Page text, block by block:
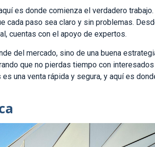
es donde comienza el verdadero trabajo.
cada paso sea claro y sin problemas.
cuentas con el apoyo de expertos.
del mercado, sino de una buena
que no pierdas tiempo con
una venta rápida y segura, y aquí es